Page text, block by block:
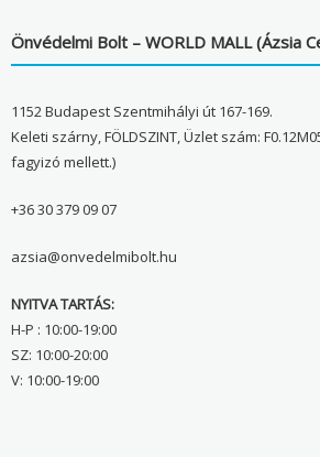
Önvédelmi Bolt – WORLD MALL (Ázsia
1152 Budapest Szentmihályi út 167-169.
Keleti szárny, FÖLDSZINT, Üzlet szám:
fagyizó mellett.)
+36 30 379 09 07
azsia@onvedelmibolt.hu
NYITVA TARTÁS:
H-P : 10:00-19:00
SZ: 10:00-20:00
V: 10:00-19:00